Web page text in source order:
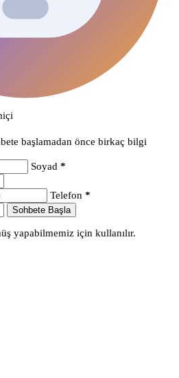
başlamadan önce birkaç bilgi
Soyad *
Telefon *
Sohbete Başla
yapabilmemiz için kullanılır.